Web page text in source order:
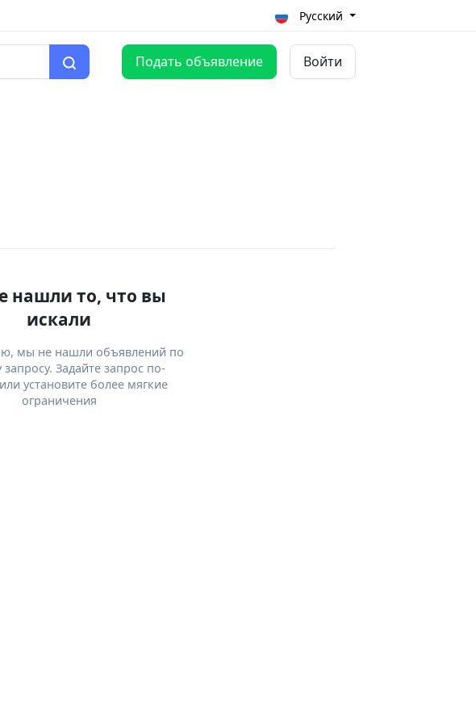
Русский
Подать объявление Войти
нашли то, что вы
искали
мы не нашли объявлений по
Задайте запрос по-
установите более мягкие
ограничения